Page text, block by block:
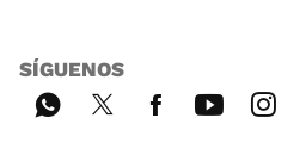
SÍGUENOS